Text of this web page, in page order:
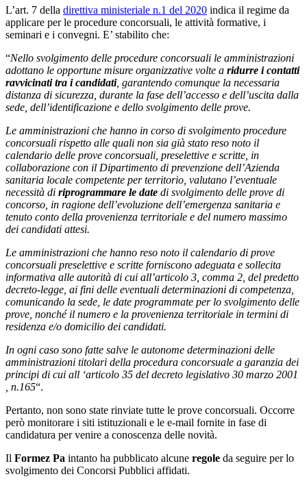
L’art. 7 della direttiva ministeriale n.1 del 2020 indica il regime da
applicare per le procedure concorsuali, le attività formative, i
seminari e i convegni. E’ stabilito che:
“Nello svolgimento delle procedure concorsuali le amministrazioni
adottano le opportune misure organizzative volte a ridurre i contatti
ravvicinati tra i candidati, garantendo comunque la necessaria
distanza di sicurezza, durante la fase dell’accesso e dell’uscita dalla
sede, dell’identificazione e dello svolgimento delle prove.
Le amministrazioni che hanno in corso di svolgimento procedure
concorsuali rispetto alle quali non sia già stato reso noto il
calendario delle prove concorsuali, preselettive e scritte, in
collaborazione con il Dipartimento di prevenzione dell’Azienda
sanitaria locale competente per territorio, valutano l’eventuale
necessità di riprogrammare le date di svolgimento delle prove di
concorso, in ragione dell’evoluzione dell’emergenza sanitaria e
tenuto conto della provenienza territoriale e del numero massimo
dei candidati attesi.
Le amministrazioni che hanno reso noto il calendario di prove
concorsuali preselettive e scritte forniscono adeguata e sollecita
informativa alle autorità di cui all’articolo 3, comma 2, del predetto
decreto-legge, ai fini delle eventuali determinazioni di competenza,
comunicando la sede, le date programmate per lo svolgimento delle
prove, nonché il numero e la provenienza territoriale in termini di
residenza e/o domicilio dei candidati.
In ogni caso sono fatte salve le autonome determinazioni delle
amministrazioni titolari della procedura concorsuale a garanzia dei
principi di cui all ‘articolo 35 del decreto legislativo 30 marzo 2001
, n.165“.
Pertanto, non sono state rinviate tutte le prove concorsuali. Occorre
però monitorare i siti istituzionali e le e-mail fornite in fase di
candidatura per venire a conoscenza delle novità.
Il Formez Pa intanto ha pubblicato alcune regole da seguire per lo
svolgimento dei Concorsi Pubblici affidati.